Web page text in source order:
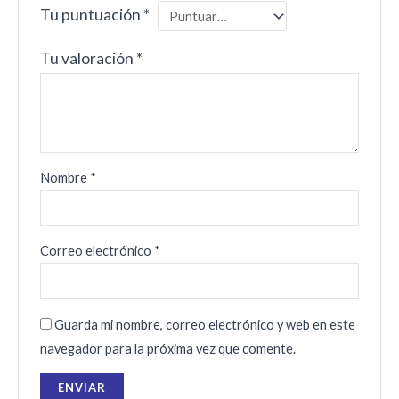
Tu puntuación *
Tu valoración *
Nombre *
Correo electrónico *
Guarda mi nombre, correo electrónico y web en este
navegador para la próxima vez que comente.